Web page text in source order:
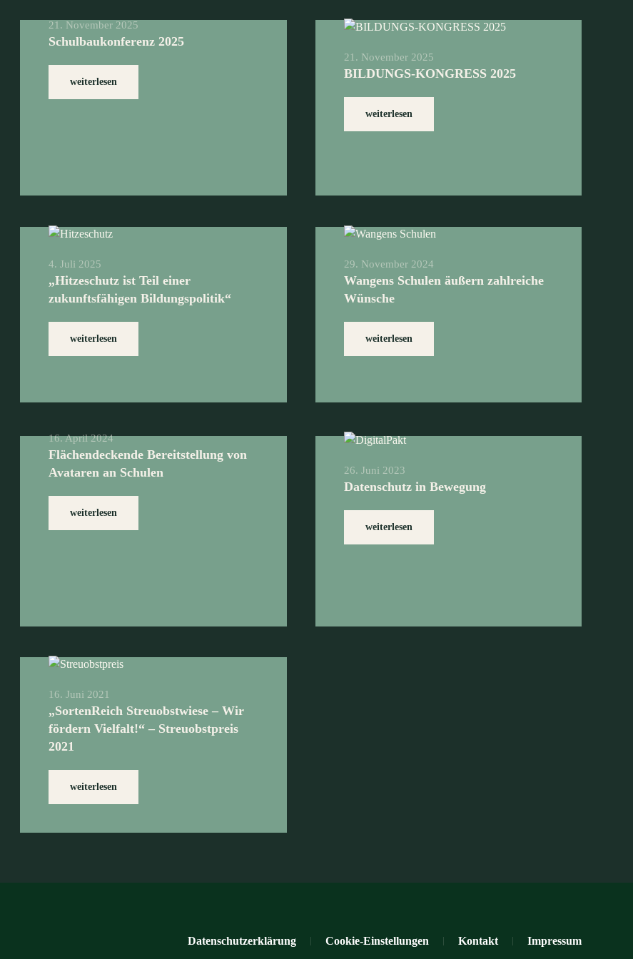
21. November 2025
Schulbaukonferenz 2025
weiterlesen
21. November 2025
BILDUNGS-KONGRESS 2025
weiterlesen
4. Juli 2025
„Hitzeschutz ist Teil einer
zukunftsfähigen Bildungspolitik“
weiterlesen
29. November 2024
Wangens Schulen äußern zahlreiche
Wünsche
weiterlesen
16. April 2024
Flächendeckende Bereitstellung von
Avataren an Schulen
weiterlesen
26. Juni 2023
Datenschutz in Bewegung
weiterlesen
16. Juni 2021
„SortenReich Streuobstwiese – Wir
fördern Vielfalt!“ – Streuobstpreis
2021
weiterlesen
Datenschutzerklärung Cookie-Einstellungen Kontakt Impressum